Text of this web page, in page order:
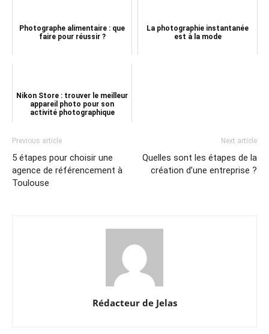
Photographe alimentaire : que
faire pour réussir ?
La photographie instantanée
est à la mode
Nikon Store : trouver le meilleur
appareil photo pour son
activité photographique
Previous article
5 étapes pour choisir une
agence de référencement à
Toulouse
Next article
Quelles sont les étapes de la
création d’une entreprise ?
Rédacteur de Jelas